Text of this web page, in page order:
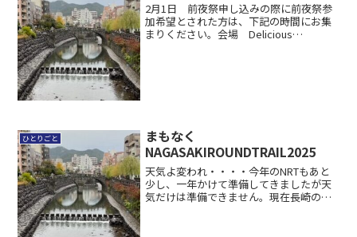
2月1日 前夜祭申し込みの際に前夜祭参
加希望とされた方は、下記の時間にお集
まりください。会場 Delicious
ひとりごと
まもなく
NAGASAKIROUNDTRAIL2025
天気よ変われ・・・・今年のNRTもあと
少し、一年かけて準備してきましたが天
気だけは準備できません。現在長崎の晴